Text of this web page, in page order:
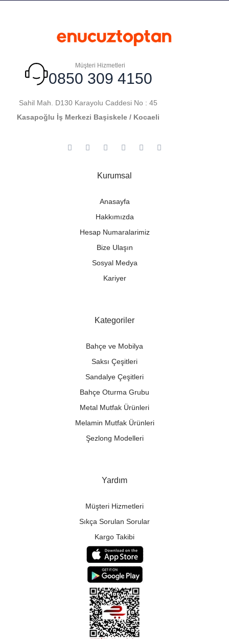
Müşteri Hizmetleri
0850 309 4150
Sahil Mah. D130 Karayolu Caddesi No : 45
Kasapoğlu İş Merkezi Başiskele / Kocaeli
Kurumsal
Anasayfa
Hakkımızda
Hesap Numaralarimiz
Bize Ulaşın
Sosyal Medya
Kariyer
Kategoriler
Bahçe ve Mobilya
Saksı Çeşitleri
Sandalye Çeşitleri
Bahçe Oturma Grubu
Metal Mutfak Ürünleri
Melamin Mutfak Ürünleri
Şezlong Modelleri
Yardım
Müşteri Hizmetleri
Sıkça Sorulan Sorular
Kargo Takibi